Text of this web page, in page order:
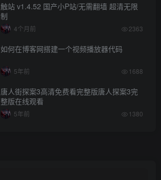
触站 v1.4.52 国产小P站/无需翻墙 超清无限
制
4个月前 2363
如何在博客网搭建一个视频播放器代码
5年前 1688
唐人街探案3高清免费看完整版唐人探案3完
整版在线观看
5年前 1380